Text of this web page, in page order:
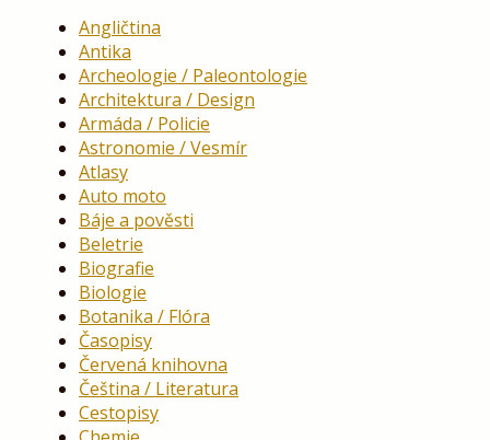
Angličtina
Antika
Archeologie / Paleontologie
Architektura / Design
Armáda / Policie
Astronomie / Vesmír
Atlasy
Auto moto
Báje a pověsti
Beletrie
Biografie
Biologie
Botanika / Flóra
Časopisy
Červená knihovna
Čeština / Literatura
Cestopisy